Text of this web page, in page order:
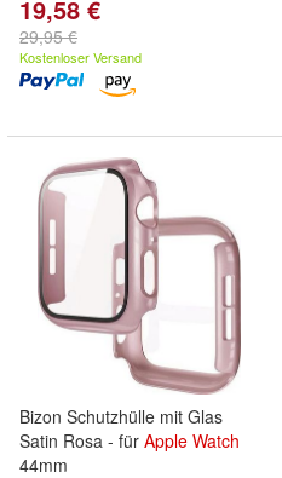
19,58 €
29,95 €
Kostenloser Versand
Bizon Schutzhülle mit Glas
Satin Rosa - für Apple Watch
44mm